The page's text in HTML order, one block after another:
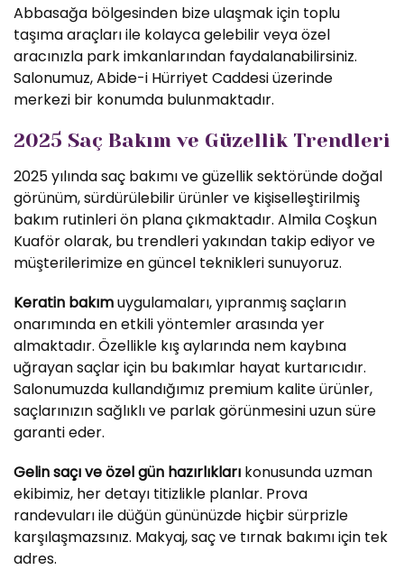
Abbasağa bölgesinden bize ulaşmak için toplu
taşıma araçları ile kolayca gelebilir veya özel
aracınızla park imkanlarından faydalanabilirsiniz.
Salonumuz, Abide-i Hürriyet Caddesi üzerinde
merkezi bir konumda bulunmaktadır.
2025 Saç Bakım ve Güzellik Trendleri
2025 yılında saç bakımı ve güzellik sektöründe doğal
görünüm, sürdürülebilir ürünler ve kişiselleştirilmiş
bakım rutinleri ön plana çıkmaktadır. Almila Coşkun
Kuaför olarak, bu trendleri yakından takip ediyor ve
müşterilerimize en güncel teknikleri sunuyoruz.
Keratin bakımuygulamaları, yıpranmış saçların
onarımında en etkili yöntemler arasında yer
almaktadır. Özellikle kış aylarında nem kaybına
uğrayan saçlar için bu bakımlar hayat kurtarıcıdır.
Salonumuzda kullandığımız premium kalite ürünler,
saçlarınızın sağlıklı ve parlak görünmesini uzun süre
garanti eder.
Gelin saçı ve özel gün hazırlıkları konusunda uzman
ekibimiz, her detayı titizlikle planlar. Prova
randevuları ile düğün gününüzde hiçbir sürprizle
karşılaşmazsınız. Makyaj, saç ve tırnak bakımı için tek
adres.